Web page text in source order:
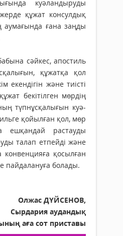
куәландыруды
құжат консулдық
аумағында ғана заңды
сәйкес, апостиль
құжатқа қол
екендігін және тиісті
бекітілген мөрдің
түпнұсқалығын куә­
қойылған қол, мөр
ешқандай рас­тауды
талап етпейді және
кон­венцияға қосылған
пайдалануға болады.
Олжас ДҮЙСЕНОВ,
Сырдария аудандық
аға сот приставы